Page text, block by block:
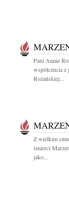
Pani Annie
współczucia
Rożańskiej...
Z wielkim
śmierci
jako...